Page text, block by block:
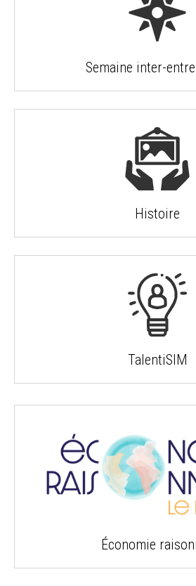
Semaine inter-
Histoire
TalentiSIM
Économie